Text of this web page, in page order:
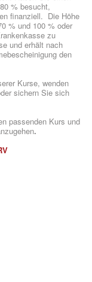
% besucht,
finanziell. Die Höhe
% und 100 % oder
zu
und erhält nach
den
Kurse, wenden
sichern Sie sich
passenden Kurs und
.